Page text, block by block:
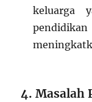
keluarga
4. Masalah